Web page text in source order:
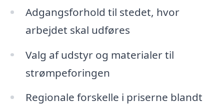
Adgangsforhold til stedet, hvor
arbejdet skal udføres
Valg af udstyr og materialer til
strømpeforingen
Regionale forskelle i priserne blandt